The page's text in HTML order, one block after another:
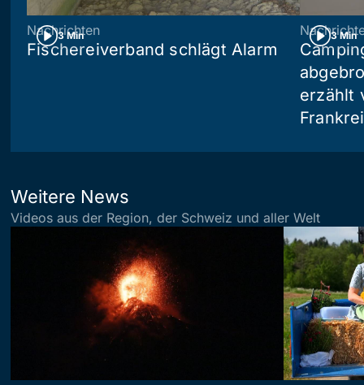
3 Min
Nachrichten
Fischereiverband schlägt Alarm
3 Min
erzählt
Weitere News
Videos aus der Region, der Schweiz und aller Welt